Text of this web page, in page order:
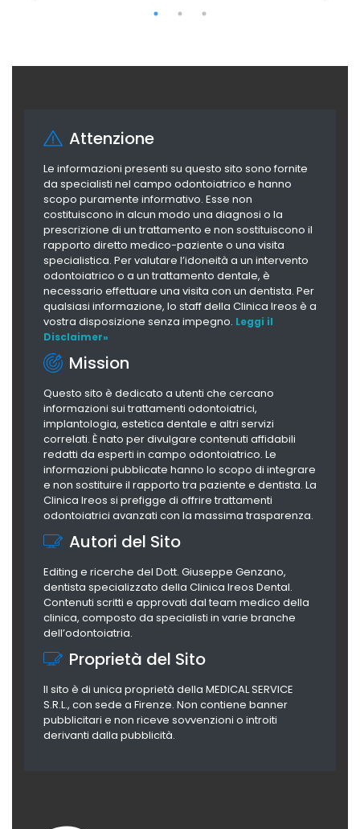
Attenzione
Le informazioni presenti su questo sito sono fornite
da specialisti nel campo odontoiatrico e hanno
scopo puramente informativo. Esse non
costituiscono in alcun modo una diagnosi o la
prescrizione di un trattamento e non sostituiscono il
rapporto diretto medico-paziente o una visita
specialistica. Per valutare l’idoneità a un intervento
odontoiatrico o a un trattamento dentale, è
necessario effettuare una visita con un dentista. Per
qualsiasi informazione, lo staff della Clinica Ireos è a
vostra disposizione senza impegno. Leggi il
Disclaimer»
Mission
Questo sito è dedicato a utenti che cercano
informazioni sui trattamenti odontoiatrici,
implantologia, estetica dentale e altri servizi
correlati. È nato per divulgare contenuti affidabili
redatti da esperti in campo odontoiatrico. Le
informazioni pubblicate hanno lo scopo di integrare
e non sostituire il rapporto tra paziente e dentista. La
Clinica Ireos si prefigge di offrire trattamenti
odontoiatrici avanzati con la massima trasparenza.
Autori del Sito
Editing e ricerche del Dott. Giuseppe Genzano,
dentista specializzato della Clinica Ireos Dental.
Contenuti scritti e approvati dal team medico della
clinica, composto da specialisti in varie branche
dell’odontoiatria.
Proprietà del Sito
Il sito è di unica proprietà della MEDICAL SERVICE
S.R.L., con sede a Firenze. Non contiene banner
pubblicitari e non riceve sovvenzioni o introiti
derivanti dalla pubblicità.